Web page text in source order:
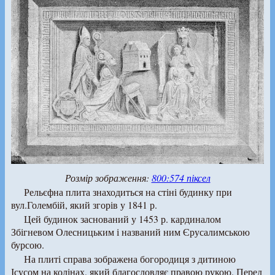
Розмір зображення: 800:574 піксел
Рельєфна плита знаходиться на стіні будинку при
вул.Голембій, який згорів у 1841 р.
Цей будинок заснований у 1453 р. кардиналом
Збігневом Олесницьким і названий ним Єрусалимською
бурсою.
На плиті справа зображена богородиця з дитиною
Ісусом на колінах, який благословляє правою рукою. Перед